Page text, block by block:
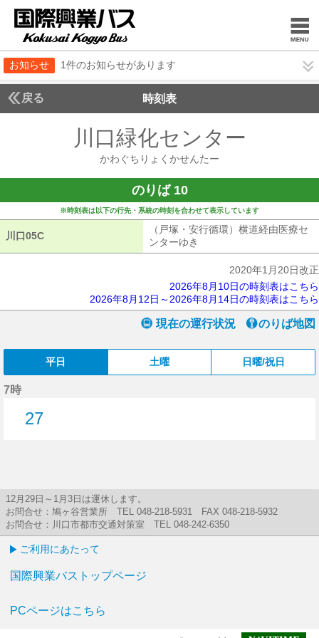
お知らせ 1件のお知らせがあります
戻る 時刻表
川口緑化センター
かわぐちりょくかせんたー
のりば 10
※時刻表は以下の行先・系統の時刻を合わせて表示しています
川口05C
（戸塚・安行循環）横道経由医療セ
ンターゆき
2020年1月20日改正
2026年8月10日の時刻表はこちら
2026年8月12日～2026年8月14日の時刻表はこちら
現在の運行状況 のりば地図
平日 土曜 日曜/祝日
7時
27
12月29日～1月3日は運休します。
お問合せ：鳩ヶ谷営業所 TEL 048-218-5931 FAX 048-218-5932
お問合せ：川口市都市交通対策室 TEL 048-242-6350
ご利用にあたって
国際興業バストップページ
PCページはこちら